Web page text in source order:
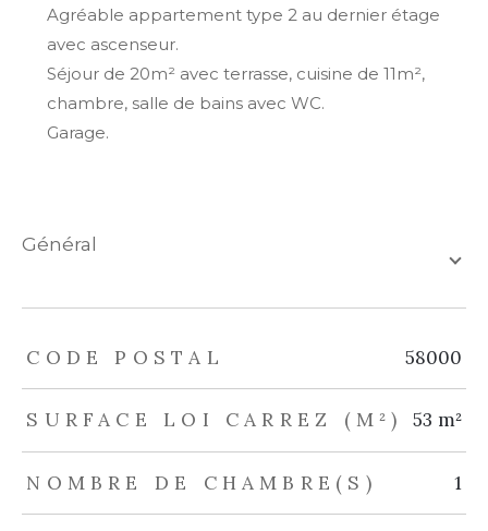
Agréable appartement type 2 au dernier étage
avec ascenseur.
Séjour de 20m² avec terrasse, cuisine de 11m²,
chambre, salle de bains avec WC.
Garage.
général
TRAD_ZEPHYR_Caracteristique TRAD_ZEPHYR_Valeurs
CODE POSTAL 58000
SURFACE LOI CARREZ (M²) 53 m²
NOMBRE DE CHAMBRE(S) 1